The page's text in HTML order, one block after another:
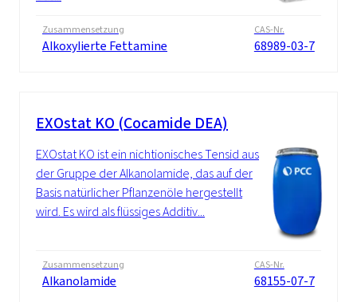
Zusammensetzung
Alkoxylierte Fettamine
CAS-Nr.
68989-03-7
EXOstat KO (Cocamide DEA)
EXOstat KO ist ein nichtionisches Tensid aus
der Gruppe der Alkanolamide, das auf der
Basis natürlicher Pflanzenöle hergestellt
wird. Es wird als flüssiges Additiv...
Zusammensetzung
Alkanolamide
CAS-Nr.
68155-07-7